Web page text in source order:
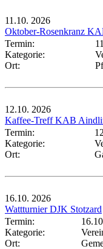
11.10. 2026
Oktober-Rosenkranz
Termin:
Kategorie:
Ort:
12.10. 2026
Kaffee-Treff KAB
Termin:
Kategorie:
Ort:
16.10. 2026
Wattturnier DJK Stotzard
Termin:
Kategorie:
Ort: